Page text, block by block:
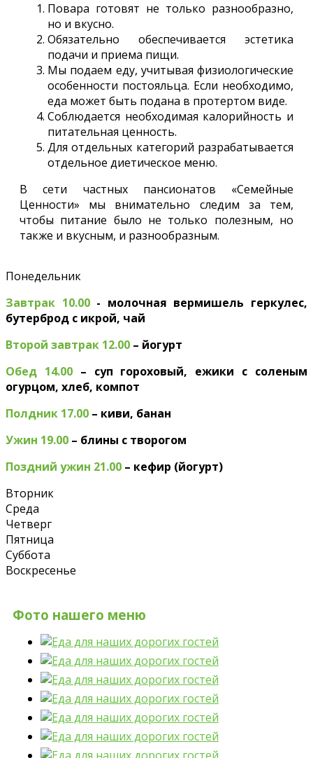
Повара готовят не только разнообразно,
но и вкусно.
Обязательно обеспечивается эстетика
подачи и приема пищи.
Мы подаем еду, учитывая физиологические
особенности постояльца. Если необходимо,
еда может быть подана в протертом виде.
Соблюдается необходимая калорийность и
питательная ценность.
Для отдельных категорий разрабатывается
отдельное диетическое меню.
В сети частных пансионатов «Семейные
Ценности» мы внимательно следим за тем,
чтобы питание было не только полезным, но
также и вкусным, и разнообразным.
Понедельник
Завтрак 10.00- молочная вермишель геркулес,
бутерброд с икрой, чай
Второй завтрак 12.00 – йогурт
Обед 14.00– суп гороховый, ежики с соленым
огурцом, хлеб, компот
Полдник 17.00 – киви, банан
Ужин 19.00 – блины с творогом
Поздний ужин 21.00 – кефир (йогурт)
Вторник
Среда
Четверг
Пятница
Суббота
Воскресенье
Фото нашего меню